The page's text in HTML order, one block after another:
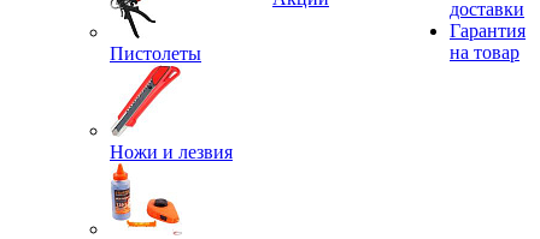
Пистолеты
Ножи и лезвия
доставки
Гарантия
на товар